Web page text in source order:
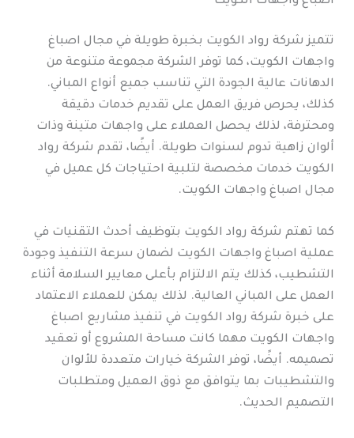
تتميز شركة رواد الكويت بخبرة طويلة في مجال اصباغ
واجهات الكويت، كما توفر الشركة مجموعة متنوعة من
الدهانات عالية الجودة التي تناسب جميع أنواع المباني.
كذلك، يحرص فريق العمل على تقديم خدمات دقيقة
ومحترفة، لذلك يحصل العملاء على واجهات متينة وذات
ألوان زاهية تدوم لسنوات طويلة. أيضًا، تقدم شركة رواد
الكويت خدمات مخصصة لتلبية احتياجات كل عميل في
مجال اصباغ واجهات الكويت.
كما تهتم شركة رواد الكويت بتوظيف أحدث التقنيات في
عملية اصباغ واجهات الكويت لضمان سرعة التنفيذ وجودة
التشطيب، كذلك يتم الالتزام بأعلى معايير السلامة أثناء
العمل على المباني العالية. لذلك يمكن للعملاء الاعتماد
على خبرة شركة رواد الكويت في تنفيذ مشاريع اصباغ
واجهات الكويت مهما كانت مساحة المشروع أو تعقيد
تصميمه. أيضًا، توفر الشركة خيارات متعددة للألوان
والتشطيبات بما يتوافق مع ذوق العميل ومتطلبات
التصميم الحديث.